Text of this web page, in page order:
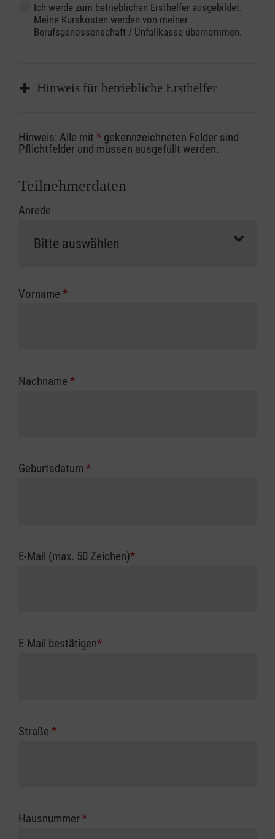
Ich werde zum betrieblichen Ersthelfer ausgebildet.
Meine Kurskosten werden von meiner
Berufsgenossenschaft / Unfallkasse übernommen.
Hinweis für betriebliche Ersthelfer
Sofern Sie ein Kostenübernahmeverfahren
Ihrer Berufsgenossenschaft / Unfallkasse
Abrechnungsunterlagen spätestens zu
erfolgt eine Abrechnung der vollen Kursgebühr
Die notwendigen Formulare für die
zuständigen Berufsgenossenschaft oder
Hinweis: Alle mit * gekennzeichneten Felder sind
Pflichtfelder und müssen ausgefüllt werden.
Teilnehmerdaten
Anrede
Vorname *
Nachname *
Geburtsdatum *
E-Mail (max. 50 Zeichen)*
E-Mail bestätigen*
Straße *
Hausnummer *